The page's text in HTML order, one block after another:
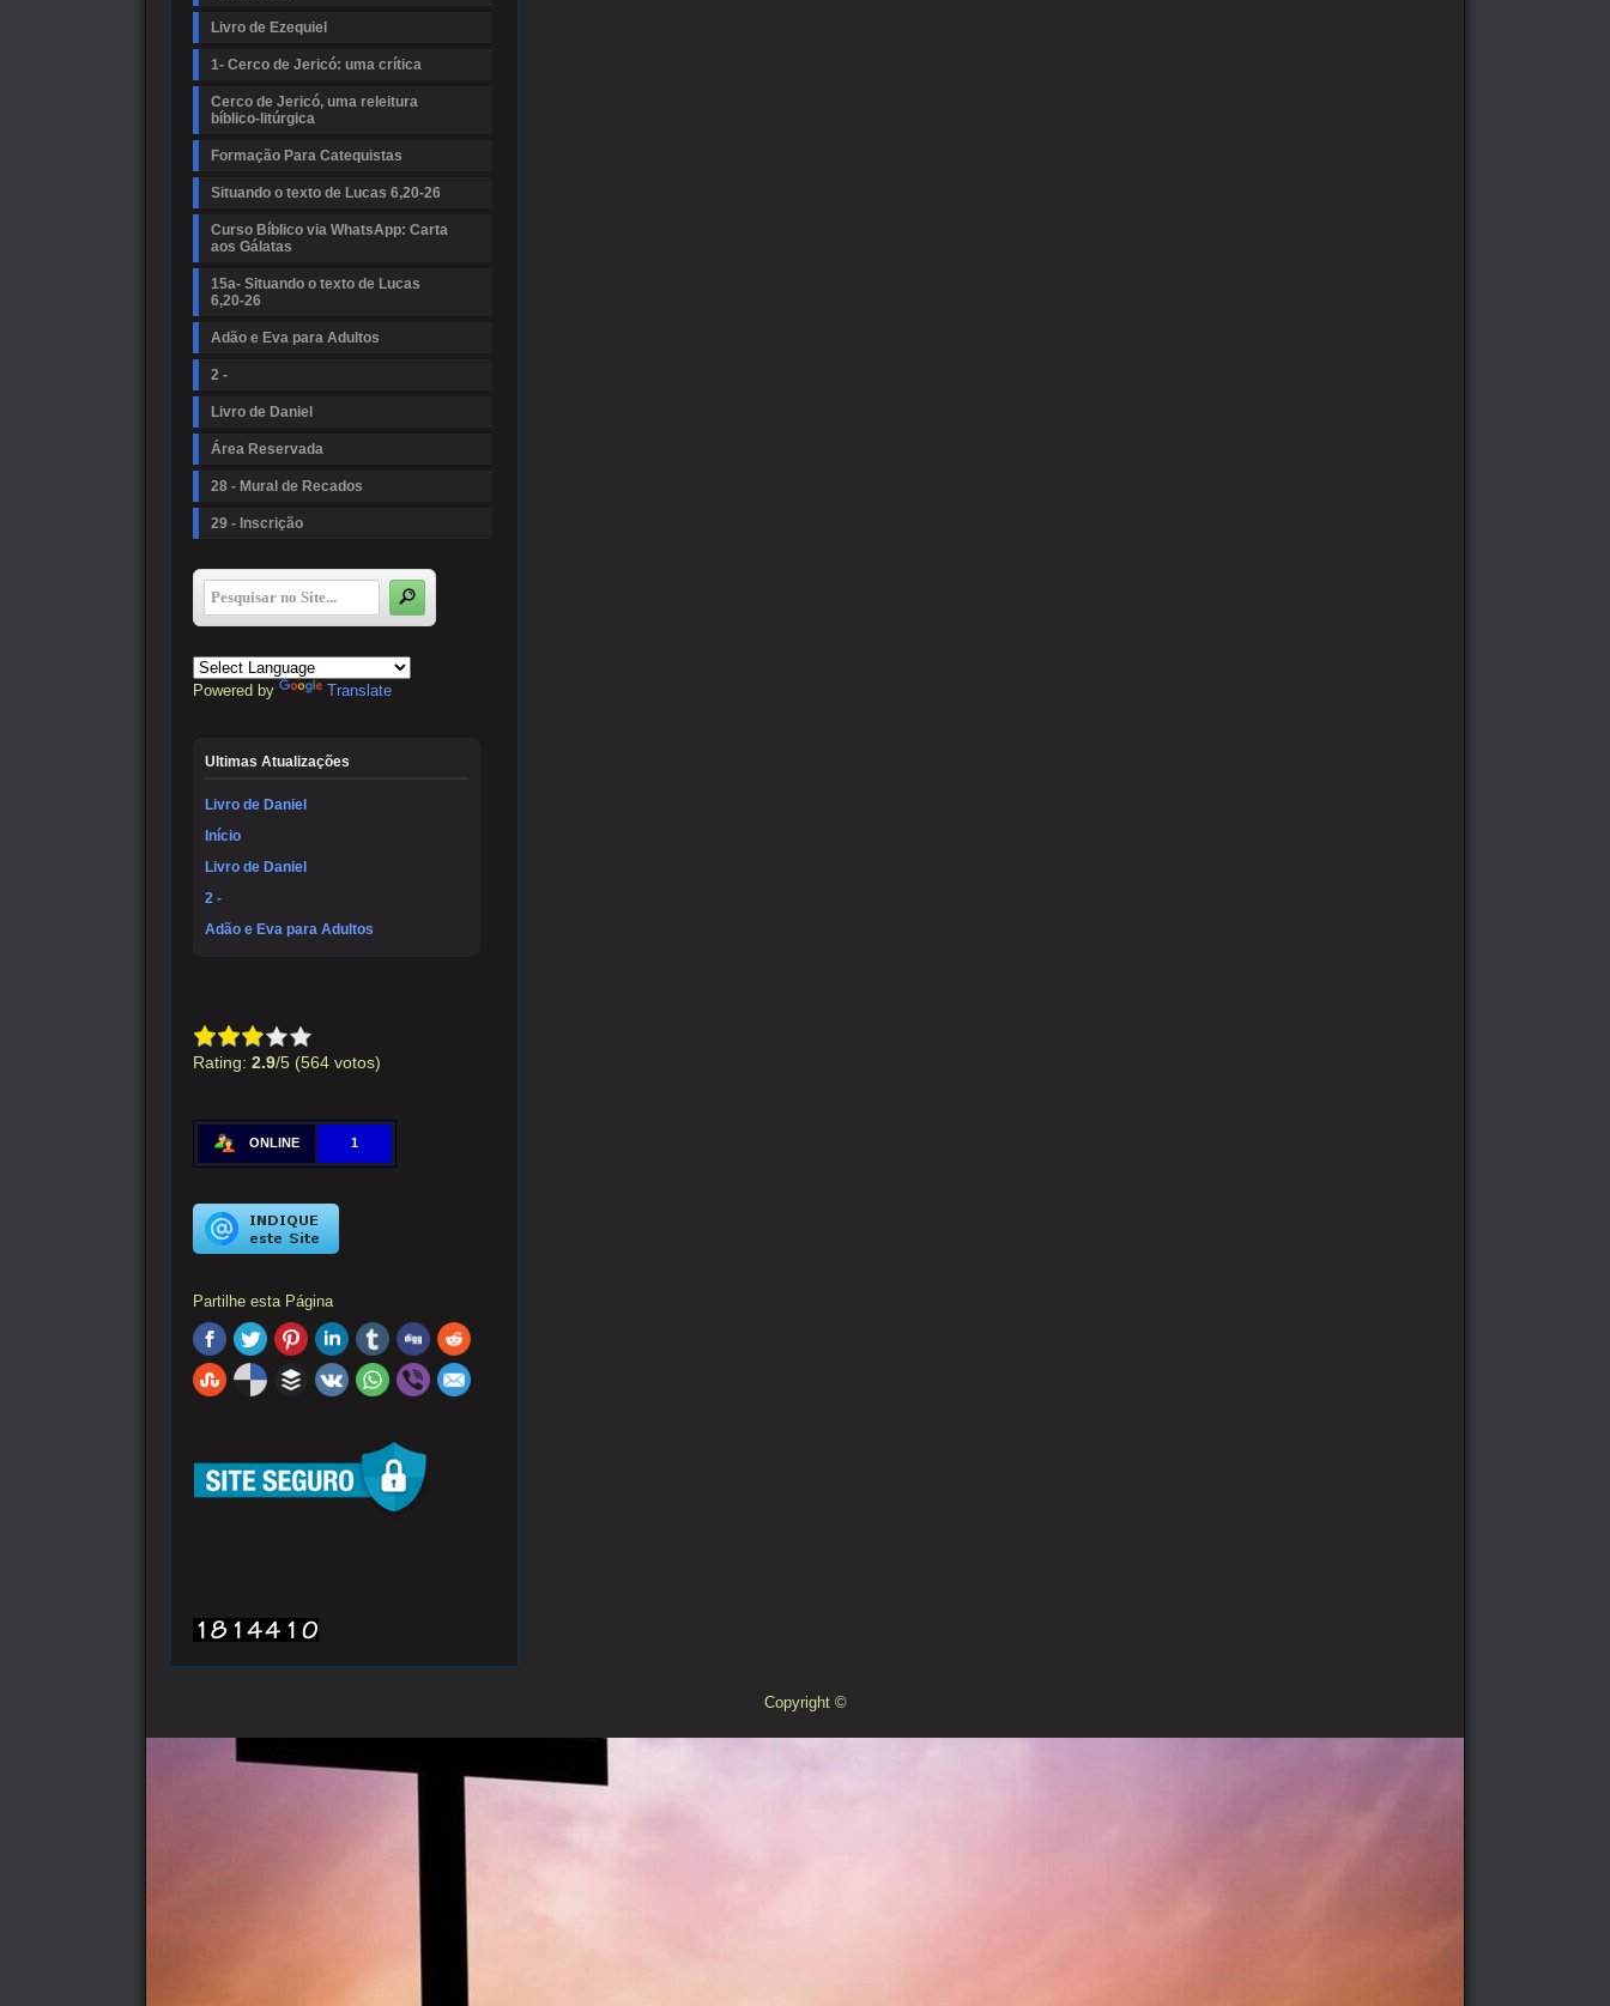
Livro de Ezequiel
1- Cerco de Jericó: uma crítica
Cerco de Jericó, uma releitura
bíblico-litúrgica
Formação Para Catequistas
Situando o texto de Lucas 6,20-26
Curso Bíblico via WhatsApp: Carta
aos Gálatas
15a- Situando o texto de Lucas
6,20-26
Adão e Eva para Adultos
2 -
Livro de Daniel
Área Reservada
28 - Mural de Recados
29 - Inscrição
Powered by Translate
Ultimas Atualizações
Livro de Daniel
Início
Livro de Daniel
2 -
Adão e Eva para Adultos
Rating: 2.9/5 (564 votos)
ONLINE 1
Partilhe esta Página
Copyright ©